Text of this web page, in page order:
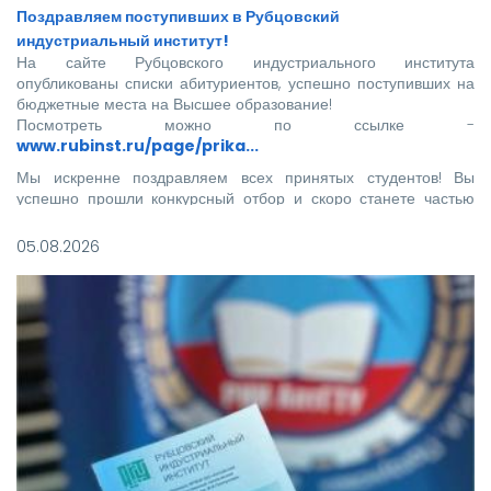
Поздравляем поступивших в Рубцовский
индустриальный институт!
На сайте Рубцовского индустриального института
опубликованы списки абитуриентов, успешно поступивших на
бюджетные места на Высшее образование!
Посмотреть можно по ссылке -
www.rubinst.ru/page/prika...
Мы искренне поздравляем всех принятых студентов! Вы
успешно прошли конкурсный отбор и скоро станете частью
05.08.2026